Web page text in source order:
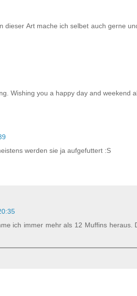
dieser Art mache ich selbet auch gerne
Wishing you a happy day and weekend
werden sie ja aufgefuttert :S
ich immer mehr als 12 Muffins heraus.